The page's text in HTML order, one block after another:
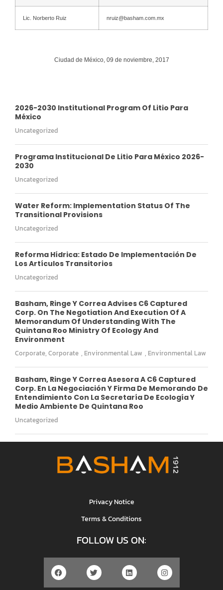
Lic. Norberto Ruiz nruiz@basham.com.mx
Ciudad de México, 09 de noviembre, 2017
2026-2030 Institutional Program Of Litio Para
México
Uncategorized
Programa Institucional De Litio Para México 2026-
2030
Uncategorized
Water Reform: Implementation Status Of The
Transitional Provisions
Uncategorized
Reforma Hídrica: Estado De Implementación De
Los Artículos Transitorios
Uncategorized
Basham, Ringe Y Correa Advises C6 Captured
Corp. On The Negotiation And Execution Of A
Memorandum Of Understanding With The
Quintana Roo Ministry Of Ecology And
Environment
Corporate, Corporate , Environmental Law , Environmental Law
Basham, Ringe Y Correa Asesora A C6 Captured
Corp. En La Negociación Y Firma De Memorando De
Entendimiento Con La Secretaría De Ecología Y
Medio Ambiente De Quintana Roo
Uncategorized
Privacy Notice
Terms & Conditions
FOLLOW US ON: